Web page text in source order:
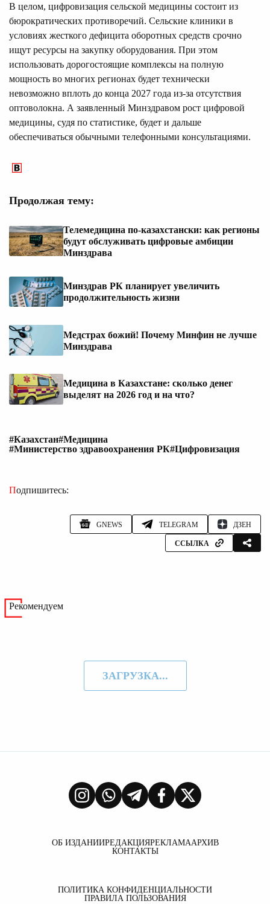
В целом, цифровизация сельской медицины состоит из
бюрократических противоречий. Сельские клиники в
условиях жесткого дефицита оборотных средств срочно
ищут ресурсы на закупку оборудования. При этом
использовать дорогостоящие комплексы на полную
мощность во многих регионах будет технически
невозможно вплоть до конца 2027 года из-за отсутствия
оптоволокна. А заявленный Минздравом рост цифровой
медицины, судя по статистике, будет и дальше
обеспечиваться обычными телефонными консультациями.
Продолжая тему:
Телемедицина по-казахстански: как регионы
будут обслуживать цифровые амбиции
Минздрава
Минздрав РК планирует увеличить
продолжительность жизни
Медстрах божий! Почему Минфин не лучше
Минздрава
Медицина в Казахстане: сколько денег
выделят на 2026 год и на что?
#Казахстан#Медицина
#Министерство здравоохранения РК#Цифровизация
Подпишитесь:
GNEWS TELEGRAM ДЗЕН
ССЫЛКА
Рекомендуем
ЗАГРУЗКА...
ОБ ИЗДАНИИРЕДАКЦИЯРЕКЛАМААРХИВ
КОНТАКТЫ
ПОЛИТИКА КОНФИДЕНЦИАЛЬНОСТИ
ПРАВИЛА ПОЛЬЗОВАНИЯ